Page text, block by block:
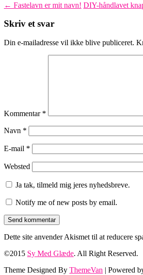
← Fastelavn er mit navn! DIY-håndlavet
Skriv et svar
Din e-mailadresse vil ikke blive publiceret.
Kommentar *
Navn *
E-mail *
Websted
Ja tak, tilmeld mig jeres nyhedsbreve.
Notify me of new posts by email.
Dette site anvender Akismet til at reducere
©2015 Sy Med Glæde. All Right Reserved.
Theme Designed By ThemeVan | Powered